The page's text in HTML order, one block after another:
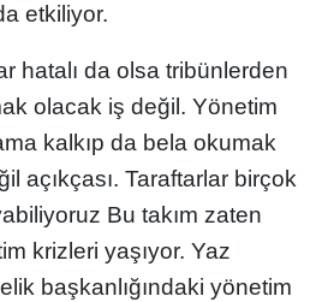
etkiliyor.
hatalı da olsa tribünlerden
olacak iş değil. Yönetim
kalkıp da bela okumak
açıkçası. Taraftarlar birçok
Bu takım zaten
krizleri yaşıyor. Yaz
başkanlığındaki yönetim